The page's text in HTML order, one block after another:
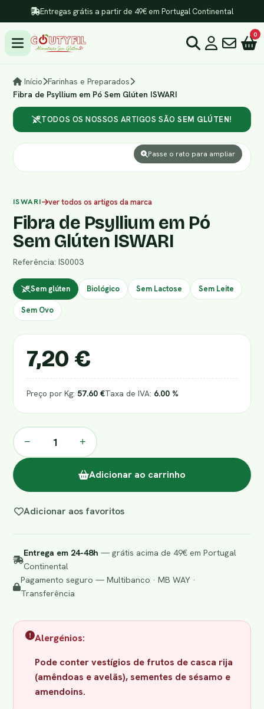
Entregas grátis a partir de 49€ em Portugal Continental
0
Início Farinhas e Preparados
Fibra de Psyllium em Pó Sem Glúten ISWARI
TODOS OS NOSSOS ARTIGOS SÃO SEM GLÚTEN!
Passe o rato para ampliar
ISWARI ver todos os artigos da marca
Fibra de Psyllium em Pó
Sem Glúten ISWARI
Referência: IS0003
Sem glúten Biológico Sem Lactose Sem Leite
Sem Ovo
7,20 €
Preço por Kg: 57.60 €Taxa de IVA: 6.00 %
− +
Adicionar ao carrinho
Adicionar aos favoritos
Entrega em 24-48h — grátis acima de 49€ em Portugal
Continental
Pagamento seguro — Multibanco · MB WAY ·
Transferência
Alergénios:
Pode conter vestígios de frutos de casca rija
(amêndoas e avelãs), sementes de sésamo e
amendoins.